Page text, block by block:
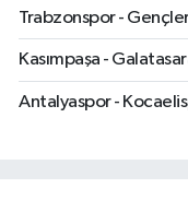
Trabzonspor -
Kasımpaşa -
Antalyaspor -